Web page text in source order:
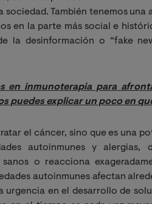
También tenemos una
en la parte más social e
la desinformación o “fake
en inmunoterapia para
puedes explicar un poco en
el cáncer, sino que es una
autoinmunes y alergias,
o reacciona
autoinmunes afectan
urgencia en el desarrollo de